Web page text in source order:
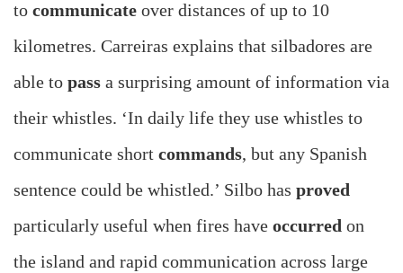
to communicate over distances of up to 10
kilometres. Carreiras explains that silbadores are
able to pass a surprising amount of information via
their whistles. ‘In daily life they use whistles to
communicate short commands, but any Spanish
sentence could be whistled.’ Silbo has proved
particularly useful when fires have occurred on
the island and rapid communication across large